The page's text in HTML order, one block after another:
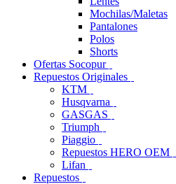
Mochilas/Maletas
Pantalones
Polos
Shorts
Ofertas Socopur
Repuestos Originales
KTM
Husqvarna
GASGAS
Triumph
Piaggio
Repuestos HERO OEM
Lifan
Repuestos